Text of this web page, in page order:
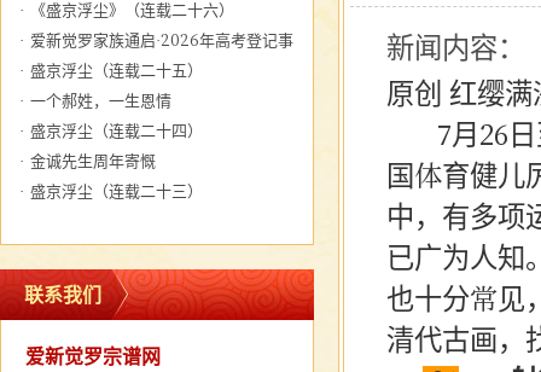
关帝圣君圣诞大典
·
《盛京浮尘》（连载二十六）
· 爱新觉罗家族通启·2026年高考登记事
宜· 盛京浮尘（连载二十五）
· 一个郝姓，一生恩情
· 盛京浮尘（连载二十四）
· 金诚先生周年寄慨
· 盛京浮尘（连载二十三）
联系我们
爱新觉罗宗谱网
新闻内容：
原创 红缨
7月26日
国体育健儿
中，有多项
已广为人知
也十分常见
清代古画，